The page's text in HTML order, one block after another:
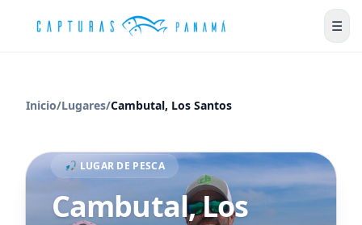
☰
Inicio/Lugares/Cambutal, Los Santos
🎣 LUGAR DE PESCA
Cambutal, Los